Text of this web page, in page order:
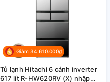
Giảm 34.610.000₫
Tủ lạnh Hitachi 6 cánh inverter
617 lít R-HW620RV (X) nhập